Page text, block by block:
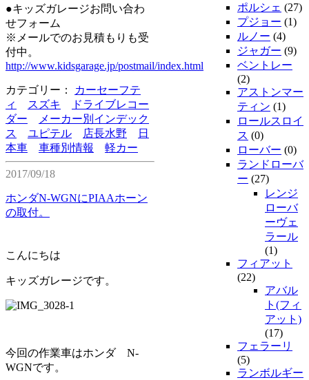
●キッズガレージお問い合わ
せフォーム
※メールでのお見積もりも受
付中。
http://www.kidsgarage.jp/postmail/index.html
カテゴリー：
カーセーフテ
ィ
スズキ
ドライブレコー
ダー
メーカー別インデック
ス
ユピテル 店長水野
日
本車
車種別情報 軽カー
2017/09/18
ホンダN-WGNにPIAAホーン
の取付。
こんにちは
キッズガレージです。
今回の作業車はホンダ N-
WGNです。
ポルシェ (27)
プジョー (1)
ルノー (4)
ジャガー (9)
ベントレー
(2)
アストンマー
ティン (1)
ロールスロイ
ス (0)
ローバー (0)
ランドローバ
ー (27)
レンジ
ローバ
ーヴェ
ラール
(1)
フィアット
(22)
アバル
ト(フィ
アット)
(17)
フェラーリ
(5)
ランボルギー